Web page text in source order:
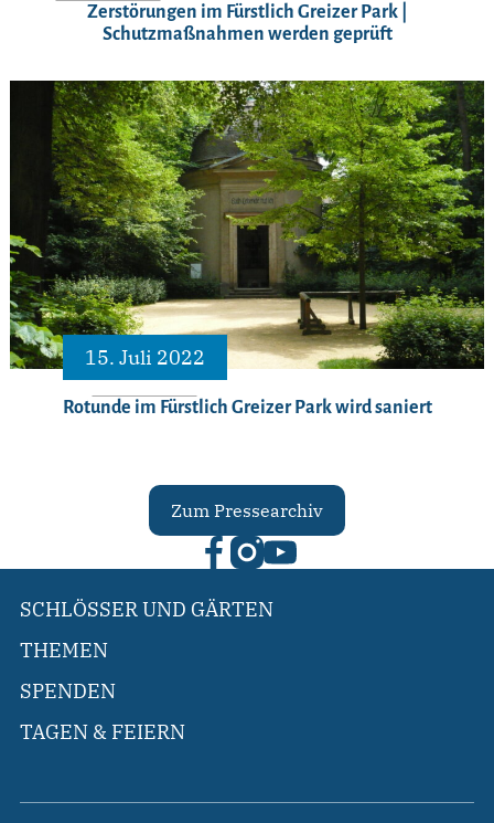
Zerstörungen im Fürstlich Greizer Park |
Schutzmaßnahmen werden geprüft
15. Juli 2022
Rotunde im Fürstlich Greizer Park wird saniert
Zum Pressearchiv
SCHLÖSSER UND GÄRTEN
THEMEN
SPENDEN
TAGEN & FEIERN